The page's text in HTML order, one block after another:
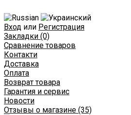
Вход или Регистрация
Закладки (0)
Сравнение товаров
Контакти
Доставка
Оплата
Возврат товара
Гарантия и сервис
Новости
Отзывы о магазине (35)